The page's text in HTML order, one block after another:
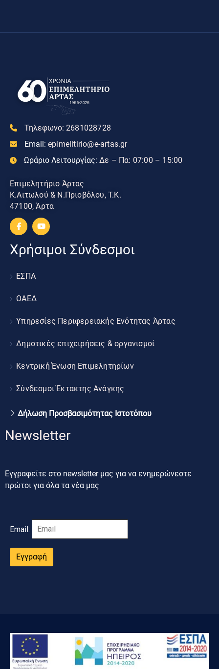
Τηλεφωνο: 2681028728
Email: epimelitirio@e-artas.gr
Ωράριο Λειτουργίας: Δε – Πα: 07:00 – 15:00
Επιμελητήριο Άρτας
Κ.Αιτωλού & Ν.Πριοβόλου, Τ.Κ.
47100, Άρτα
Χρήσιμοι Σύνδεσμοι
ΕΣΠΑ
ΟΑΕΔ
Υπηρεσίες Περιφερειακής Ενότητας Άρτας
Δημοτικές επιχειρήσεις & οργανισμοί
Κεντρική Ένωση Επιμελητηρίων
Σύνδεσμοι Έκτακτης Ανάγκης
Δήλωση Προσβασιμότητας Ιστοτόπου
Newsletter
Εγγραφείτε στο newsletter μας για να ενημερώνεστε
πρώτοι για όλα τα νέα μας
Email:
Εγγραφή